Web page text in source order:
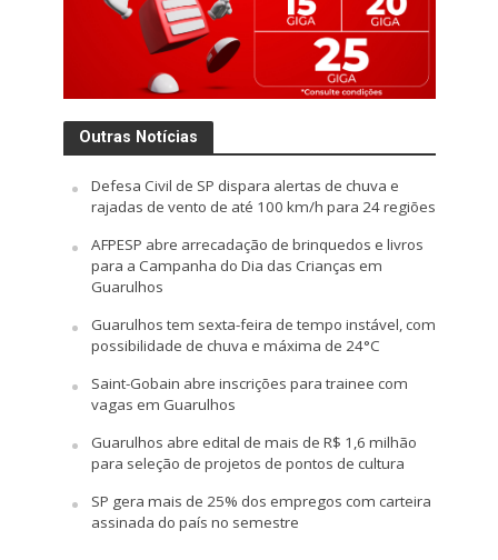
Outras Notícias
Defesa Civil de SP dispara alertas de chuva e
rajadas de vento de até 100 km/h para 24 regiões
AFPESP abre arrecadação de brinquedos e livros
para a Campanha do Dia das Crianças em
Guarulhos
Guarulhos tem sexta-feira de tempo instável, com
possibilidade de chuva e máxima de 24°C
Saint-Gobain abre inscrições para trainee com
vagas em Guarulhos
Guarulhos abre edital de mais de R$ 1,6 milhão
para seleção de projetos de pontos de cultura
SP gera mais de 25% dos empregos com carteira
assinada do país no semestre